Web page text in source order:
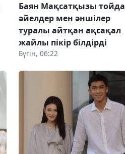
Баян Мақсатқызы тойда
әйелдер мен әншілер
туралы айтқан ақсақал
жайлы пікір білдірді
Бүгін, 06:22